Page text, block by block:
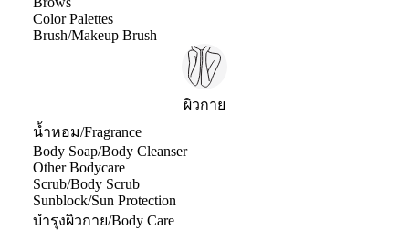
Color Palettes
Brush/Makeup Brush
ผิวกาย
น้ำหอม/Fragrance
Body Soap/Body Cleanser
Other Bodycare
Scrub/Body Scrub
Sunblock/Sun Protection
บำรุงผิวกาย/Body Care